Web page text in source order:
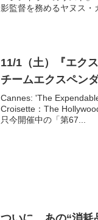
影監督を務めるヤヌス・
11/1（土）『エク
チームエクスペン
Cannes: 'The
Croisette：The
只今開催中の「第67...